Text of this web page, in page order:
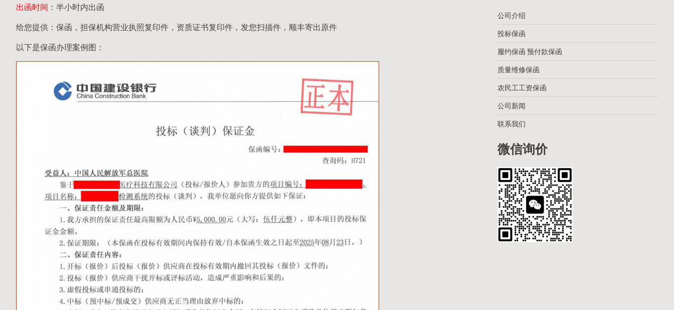
出函时间 ：半小时内出函
给您提供：保函，担保机构营业执照复印件，资质证书复印件，发您扫描件，顺丰寄出原件
以下是保函办理案例图：
公司介绍
投标保函
履约保函 预付款保函
质量维修保函
农民工工资保函
公司新闻
联系我们
微信询价